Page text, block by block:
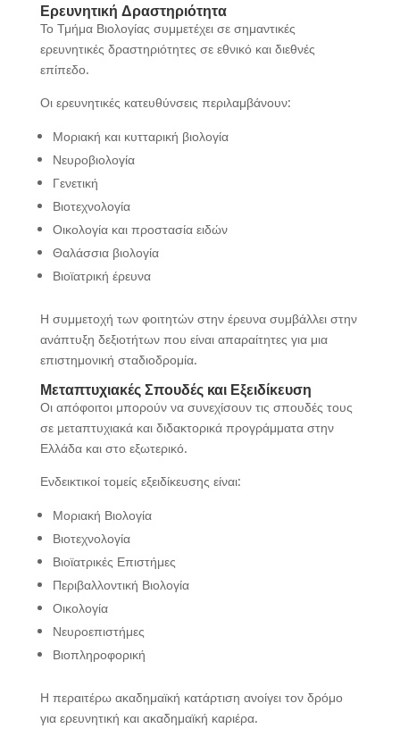
Ερευνητική Δραστηριότητα
Το Τμήμα Βιολογίας συμμετέχει σε σημαντικές
ερευνητικές δραστηριότητες σε εθνικό και διεθνές
επίπεδο.
Οι ερευνητικές κατευθύνσεις περιλαμβάνουν:
Μοριακή και κυτταρική βιολογία
Νευροβιολογία
Γενετική
Βιοτεχνολογία
Οικολογία και προστασία ειδών
Θαλάσσια βιολογία
Βιοϊατρική έρευνα
Η συμμετοχή των φοιτητών στην έρευνα συμβάλλει στην
ανάπτυξη δεξιοτήτων που είναι απαραίτητες για μια
επιστημονική σταδιοδρομία.
Μεταπτυχιακές Σπουδές και Εξειδίκευση
Οι απόφοιτοι μπορούν να συνεχίσουν τις σπουδές τους
σε μεταπτυχιακά και διδακτορικά προγράμματα στην
Ελλάδα και στο εξωτερικό.
Ενδεικτικοί τομείς εξειδίκευσης είναι:
Μοριακή Βιολογία
Βιοτεχνολογία
Βιοϊατρικές Επιστήμες
Περιβαλλοντική Βιολογία
Οικολογία
Νευροεπιστήμες
Βιοπληροφορική
Η περαιτέρω ακαδημαϊκή κατάρτιση ανοίγει τον δρόμο
για ερευνητική και ακαδημαϊκή καριέρα.